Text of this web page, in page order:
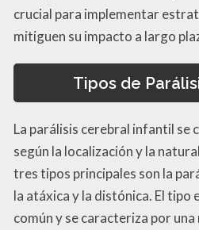
crucial para implementar
mitiguen su impacto a largo
Tipos de
La parálisis cerebral infantil se
según la localización y la
tres tipos principales son la
la atáxica y la distónica. El tipo
común y se caracteriza por